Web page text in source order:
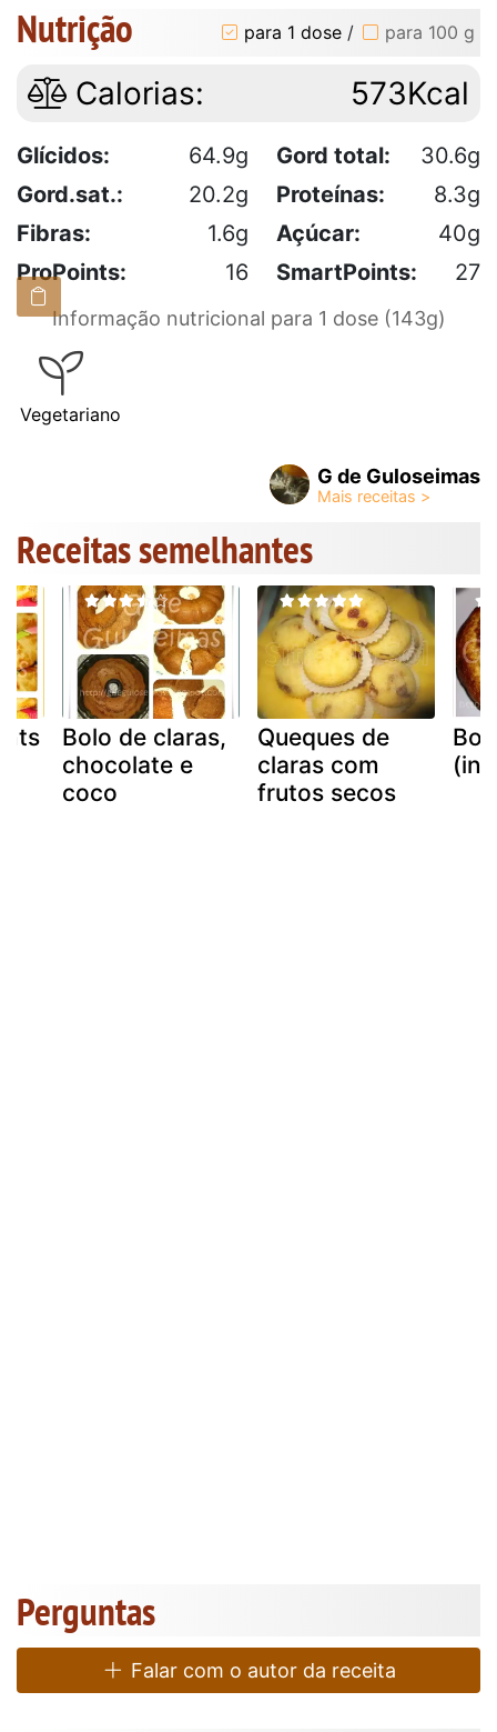
Nutrição para 1 dose / para 100 g
Calorias: 573Kcal
Glícidos: 64.9g Gord total:
30.6g
Gord.sat.:
20.2g Proteínas:
8.3g
Fibras:
1.6g Açúcar:
40g
ProPoints:
16 SmartPoints: 27
Informação nutricional para 1 dose (143g)
Vegetariano
G de Guloseimas
Receitas semelhantes
Bolo de claras,
chocolate e
coco
Queques de
claras com
frutos secos
Perguntas
Falar com o autor da receita